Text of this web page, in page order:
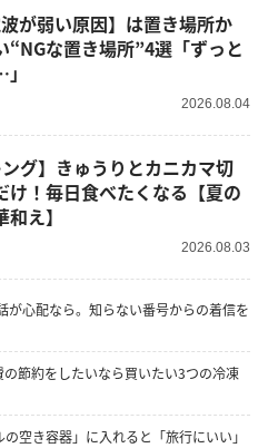
波が弱い原因】は置き場所か
“NGな置き場所”4選「ずっと
2026.08.04
ング】きゅうりとカニカマ切
け！毎日食べたくなる【夏の
え】
2026.08.03
が心配なら。知らない番号からの着信を
節約をしたいなら買いたい3つの冷凍
空き容器」に入れると「旅行にいい」